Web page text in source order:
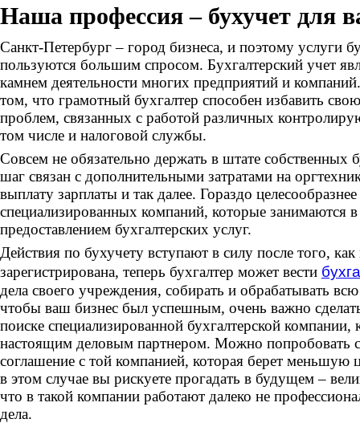
Наша профессия – бухучет для
Санкт-Петербург – город бизнеса, и поэтому услуги
пользуются большим спросом. Бухгалтерский учет
камнем деятельности многих предприятий и
том, что грамотный бухгалтер способен избавить
проблем, связанных с работой различных
том числе и налоговой службы.
Совсем не обязательно держать в штате собственных
шаг связан с дополнительными затратами на
выплату зарплаты и так далее. Гораздо
специализированных компаний, которые занимаются
предоставлением бухгалтерских услуг.
Действия по бухучету вступают в силу после того,
зарегистрирована, теперь бухгалтер может вести
дела своего учреждения, собирать и обрабатывать
чтобы ваш бизнес был успешным, очень важно
поиске специализированной бухгалтерской компании,
настоящим деловым партнером. Можно попробовать
соглашение с той компанией, которая берет меньшую
в этом случае вы рискуете прогадать в будущем –
что в такой компании работают далеко не
дела.